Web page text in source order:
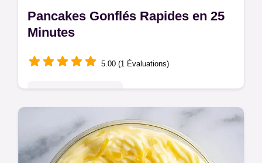
Pancakes Gonflés Rapides en 25
Minutes
5.00 (1 Évaluations)
Prêts en 25 min, ces Pancakes gonflés
rapides sont gourmands. Consultez les
détails de la recette pour obtenir une texture